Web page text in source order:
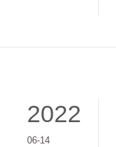
2022
06-14